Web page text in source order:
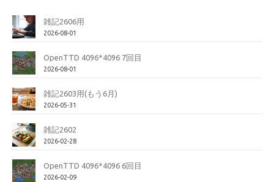
雑記2606用
2026-08-01
OpenTTD 4096*4096 7回目
2026-08-01
雑記2603用(もう6月)
2026-05-31
雑記2602
2026-02-28
OpenTTD 4096*4096 6回目
2026-02-09